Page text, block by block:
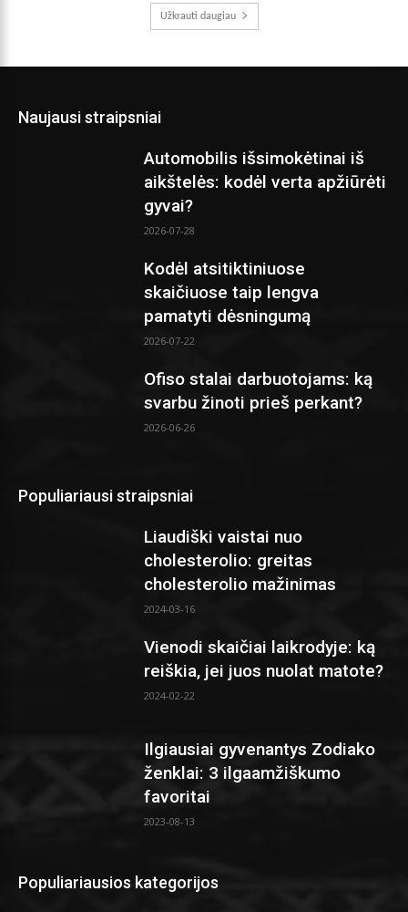
Užkrauti daugiau
Naujausi straipsniai
Automobilis išsimokėtinai iš
aikštelės: kodėl verta apžiūrėti
gyvai?
2026-07-28
Kodėl atsitiktiniuose
skaičiuose taip lengva
pamatyti dėsningumą
2026-07-22
Ofiso stalai darbuotojams: ką
svarbu žinoti prieš perkant?
2026-06-26
Populiariausi straipsniai
Liaudiški vaistai nuo
cholesterolio: greitas
cholesterolio mažinimas
2024-03-16
Vienodi skaičiai laikrodyje: ką
reiškia, jei juos nuolat matote?
2024-02-22
Ilgiausiai gyvenantys Zodiako
ženklai: 3 ilgaamžiškumo
favoritai
2023-08-13
Populiariausios kategorijos